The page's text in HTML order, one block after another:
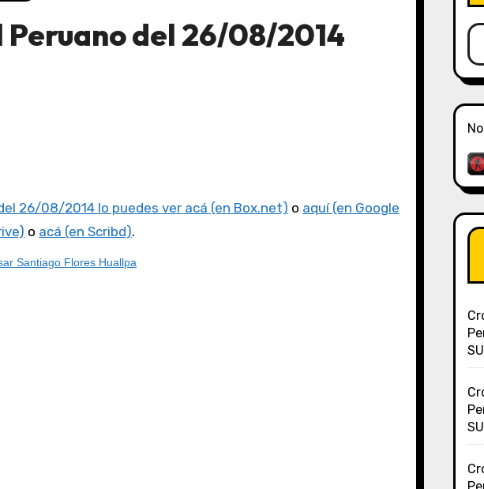
Peruano del 26/08/2014
26/08/2014 lo puedes ver acá (en Box.net) o aquí (en Google
o acá (en Scribd).
Santiago Flores Huallpa